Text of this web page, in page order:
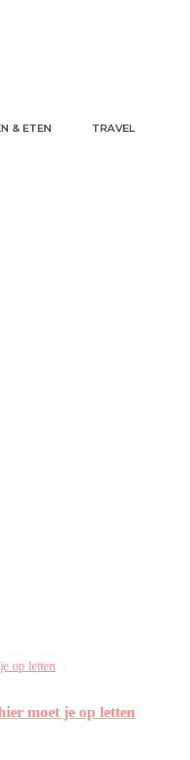
& ETEN TRAVEL
moet je op letten